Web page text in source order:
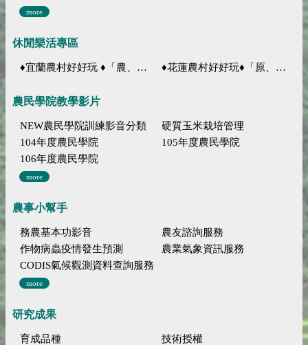
more
休閒樂活專區
♦宜蘭農村好好玩 ♦「農、藝、山、水」四條遊程推薦 ♦花蓮農村好好玩♦「原、生、慢、活」四條遊程推薦
農民學院教學影片
NEW農民學院訓練影音分類
硬質玉米栽培管理
104年度農民學院
105年度農民學院
106年度農民學院
more
農事小幫手
務農基本功影音
農友諮詢服務
作物病蟲疫情發生預測
農業氣象資訊服務
CODIS氣候觀測資料查詢服務
more
研究成果
育成品種
技術授權